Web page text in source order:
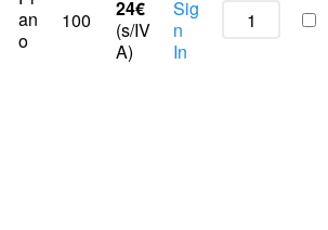
an
o
100
24€
(s/IV
A)
Sig
n
In